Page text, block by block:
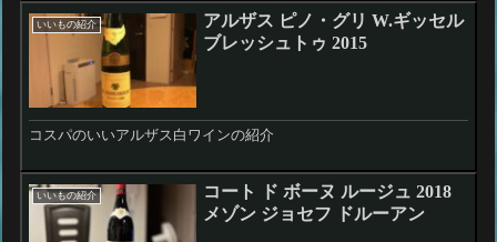
いいもの紹介
アルザス ピノ・グリ W.ギッセル
ブレッシュトゥ 2015
コスパのいいアルザス白ワインの紹介
いいもの紹介
コート ド ボーヌ ルージュ 2018
メゾン ジョセフ ドルーアン